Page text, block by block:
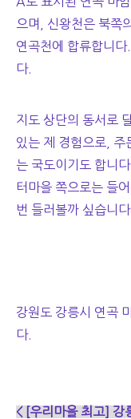
으며, 신왕천은 북쪽
연곡천에 합류합니
다.
지도 상단의 동서로
있는 제 경험으로, 주
는 국도이기도 합니
터마을 쪽으로는 들
번 들러볼까 싶습니다.
강원도 강릉시 연곡
다.
< [우리마을 최고] 강